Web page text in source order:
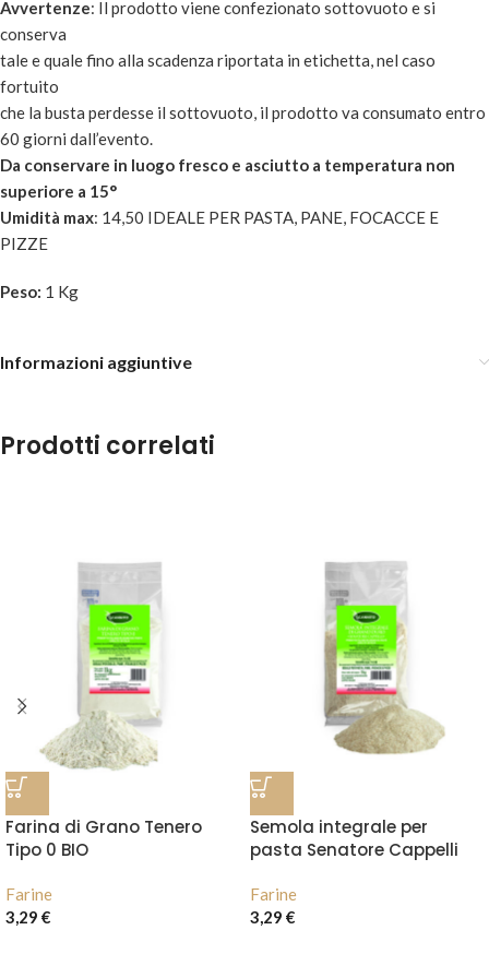
Avvertenze: Il prodotto viene confezionato sottovuoto e si
conserva
tale e quale fino alla scadenza riportata in etichetta, nel caso
fortuito
che la busta perdesse il sottovuoto, il prodotto va consumato entro
60 giorni dall’evento.
Da conservare in luogo fresco e asciutto a temperatura non
superiore a 15°
Umidità max: 14,50 IDEALE PER PASTA, PANE, FOCACCE E
PIZZE
Peso: 1 Kg
Informazioni aggiuntive
Prodotti correlati
Farina di Grano Tenero
Tipo 0 BIO
Farine
3,29 €
Semola integrale per
pasta Senatore Cappelli
Farine
3,29 €